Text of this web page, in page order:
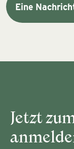
Eine
Jetzt